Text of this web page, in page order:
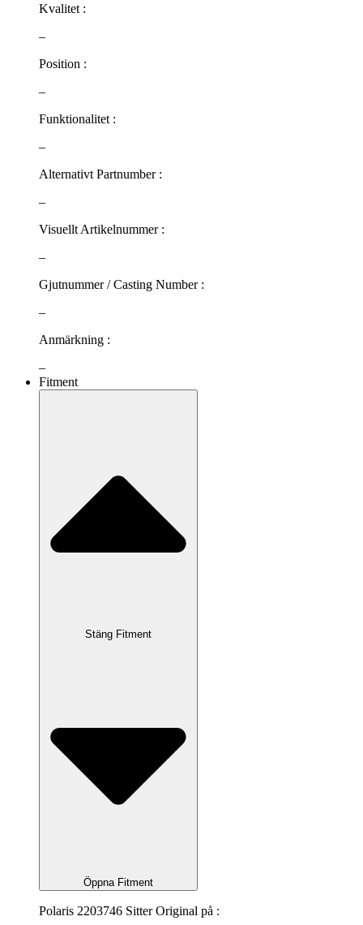
Kvalitet :
–
Position :
–
Funktionalitet :
–
Alternativt Partnumber :
–
Visuellt Artikelnummer :
–
Gjutnummer / Casting Number :
–
Anmärkning :
–
Fitment
Stäng Fitment
Öppna Fitment
Polaris 2203746 Sitter Original på :